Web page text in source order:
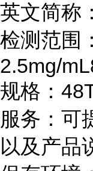
英文简称：
检测范围：
2.5mg/
规格：
服务：可
以及产品